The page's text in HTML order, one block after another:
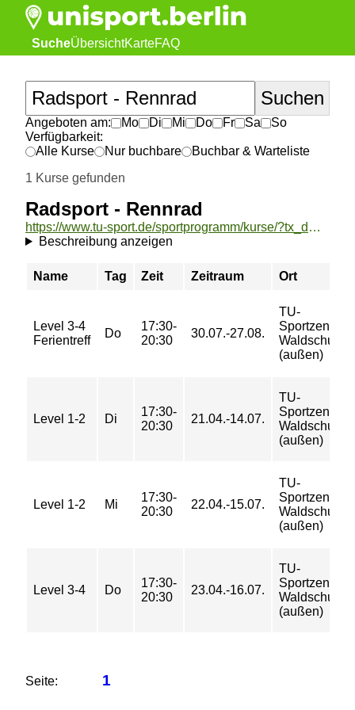
SucheÜbersichtKarteFAQ
Angeboten am: Mo Di Mi Do Fr Sa
So
Verfügbarkeit:
Alle Kurse
Nur buchbare
Buchbar & Warteliste
1 Kurse gefunden
Radsport - Rennrad
https://www.tu-sport.de/sportprogramm/kurse/?tx_dwzeh_courses%5Baction%5D=show&tx_dwzeh_courses%5BsportsDescription%5D=1168&cHash=742af7304efc1638e1b53ddb10256564
Beschreibung anzeigen
Name Tag Zeit Zeitraum Ort
Level 3-4
Ferientreff
Do
17:30-
20:30
30.07.-27.08.
TU-
Sportzentrum
(außen)
Level 1-2 Di
17:30-
20:30
21.04.-14.07.
TU-
Sportzentrum
(außen)
Level 1-2 Mi
17:30-
20:30
22.04.-15.07.
TU-
Sportzentrum
(außen)
Level 3-4 Do
17:30-
20:30
23.04.-16.07.
TU-
Sportzentrum
(außen)
Seite: 1